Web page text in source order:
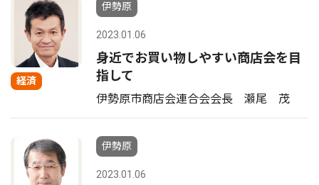
経済
伊勢原
2023.01.06
身近でお買い物しやすい商店会を目
指して
伊勢原市商店会連合会会長 瀬尾 茂
伊勢原
2023.01.06